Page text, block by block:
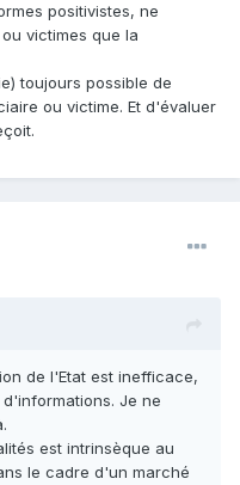
positivistes, ne
victimes que la
toujours possible de
ou victime. Et d'évaluer
de l'Etat est inefficace,
Je ne
est intrinsèque au
le cadre d'un marché